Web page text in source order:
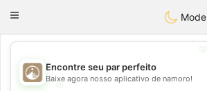
ahebik
Toggle
Mode
💖
Encontre seu par perfeito
Baixe agora nosso aplicativo de namoro!